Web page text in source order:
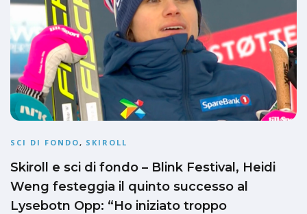
SCI DI FONDO, SKIROLL
Skiroll e sci di fondo – Blink Festival, Heidi
Weng festeggia il quinto successo al
Lysebotn Opp: “Ho iniziato troppo